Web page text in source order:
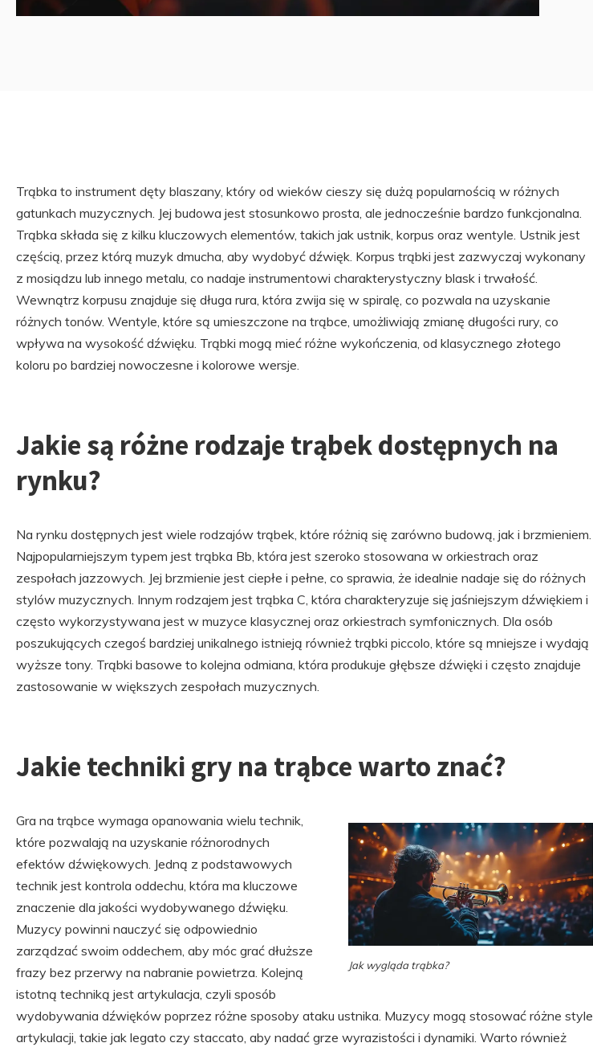
Trąbka to instrument dęty blaszany, który od wieków cieszy się dużą popularnością w różnych
gatunkach muzycznych. Jej budowa jest stosunkowo prosta, ale jednocześnie bardzo funkcjonalna.
Trąbka składa się z kilku kluczowych elementów, takich jak ustnik, korpus oraz wentyle. Ustnik jest
częścią, przez którą muzyk dmucha, aby wydobyć dźwięk. Korpus trąbki jest zazwyczaj wykonany
z mosiądzu lub innego metalu, co nadaje instrumentowi charakterystyczny blask i trwałość.
Wewnątrz korpusu znajduje się długa rura, która zwija się w spiralę, co pozwala na uzyskanie
różnych tonów. Wentyle, które są umieszczone na trąbce, umożliwiają zmianę długości rury, co
wpływa na wysokość dźwięku. Trąbki mogą mieć różne wykończenia, od klasycznego złotego
koloru po bardziej nowoczesne i kolorowe wersje.
Jakie są różne rodzaje trąbek dostępnych na
rynku?
Na rynku dostępnych jest wiele rodzajów trąbek, które różnią się zarówno budową, jak i brzmieniem.
Najpopularniejszym typem jest trąbka Bb, która jest szeroko stosowana w orkiestrach oraz
zespołach jazzowych. Jej brzmienie jest ciepłe i pełne, co sprawia, że idealnie nadaje się do różnych
stylów muzycznych. Innym rodzajem jest trąbka C, która charakteryzuje się jaśniejszym dźwiękiem i
często wykorzystywana jest w muzyce klasycznej oraz orkiestrach symfonicznych. Dla osób
poszukujących czegoś bardziej unikalnego istnieją również trąbki piccolo, które są mniejsze i wydają
wyższe tony. Trąbki basowe to kolejna odmiana, która produkuje głębsze dźwięki i często znajduje
zastosowanie w większych zespołach muzycznych.
Jakie techniki gry na trąbce warto znać?
Jak wygląda trąbka?
Gra na trąbce wymaga opanowania wielu technik,
które pozwalają na uzyskanie różnorodnych
efektów dźwiękowych. Jedną z podstawowych
technik jest kontrola oddechu, która ma kluczowe
znaczenie dla jakości wydobywanego dźwięku.
Muzycy powinni nauczyć się odpowiednio
zarządzać swoim oddechem, aby móc grać dłuższe
frazy bez przerwy na nabranie powietrza. Kolejną
istotną techniką jest artykulacja, czyli sposób
wydobywania dźwięków poprzez różne sposoby ataku ustnika. Muzycy mogą stosować różne style
artykulacji, takie jak legato czy staccato, aby nadać grze wyrazistości i dynamiki. Warto również